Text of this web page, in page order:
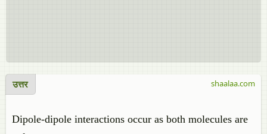
उत्तर
Dipole-dipole interactions occur as both molecules are
shaalaa.com